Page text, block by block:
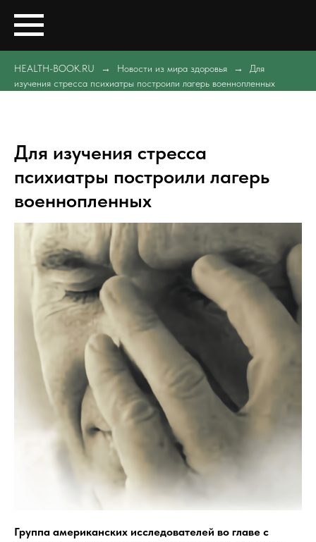
HEALTH-BOOK.RU Новости из мира здоровья
Для
изучения стресса психиатры построили лагерь военнопленных
Для изучения стресса
психиатры построили лагерь
военнопленных
Группа американских исследователей во главе с